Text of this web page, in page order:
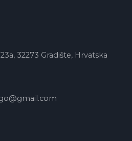
32273 Gradište, Hrvatska